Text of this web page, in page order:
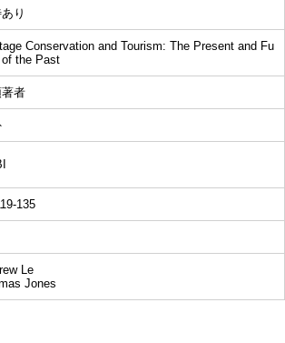
り
Conservation and Tourism: The Present and Fu
the Past
者
135
Le
Jones